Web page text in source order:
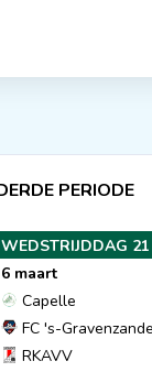
PERIODE
WEDSTRIJDDAG 21
6 maart
Capelle
FC 's-Gravenzande
RKAVV